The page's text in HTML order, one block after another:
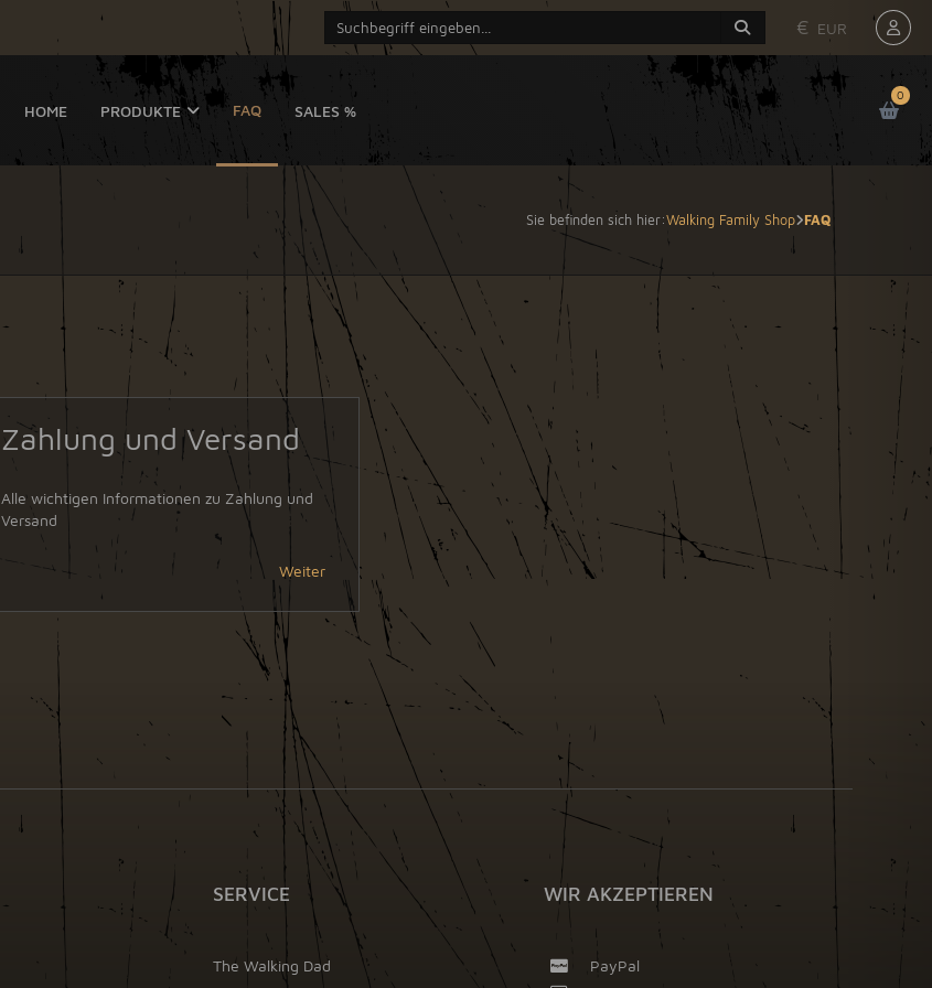
€ EUR
HOME PRODUKTE FAQ SALES %
0
Sie befinden sich hier:Walking Family Shop FAQ
Zahlung und Versand
Alle wichtigen Informationen zu Zahlung und
Versand
Weiter
SERVICE
The Walking Dad
WIR AKZEPTIEREN
PayPal